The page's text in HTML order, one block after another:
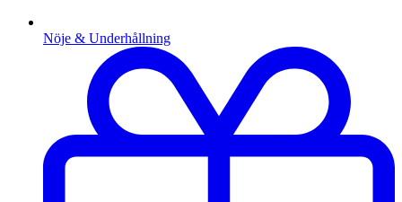
Nöje & Underhållning